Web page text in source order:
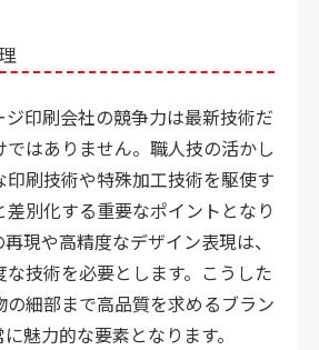
印刷会社の競争力は最新技術だ
ではありません。職人技の活かし
印刷技術や特殊加工技術を駆使す
差別化する重要なポイントとなり
現や高精度なデザイン表現は、
技術を必要とします。こうした
細部まで高品質を求めるブラン
魅力的な要素となります。